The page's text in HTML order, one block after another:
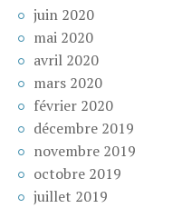
juin 2020
mai 2020
avril 2020
mars 2020
février 2020
décembre 2019
novembre 2019
octobre 2019
juillet 2019